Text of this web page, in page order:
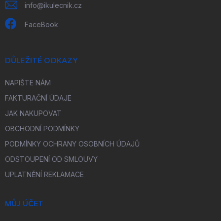
info@ikulecnik.cz
FaceBook
DŮLEŽITÉ ODKAZY
NAPIŠTE NÁM
FAKTURAČNÍ ÚDAJE
JAK NAKUPOVAT
OBCHODNÍ PODMÍNKY
PODMÍNKY OCHRANY OSOBNÍCH ÚDAJŮ
ODSTOUPENÍ OD SMLOUVY
UPLATNĚNÍ REKLAMACE
MŮJ ÚČET